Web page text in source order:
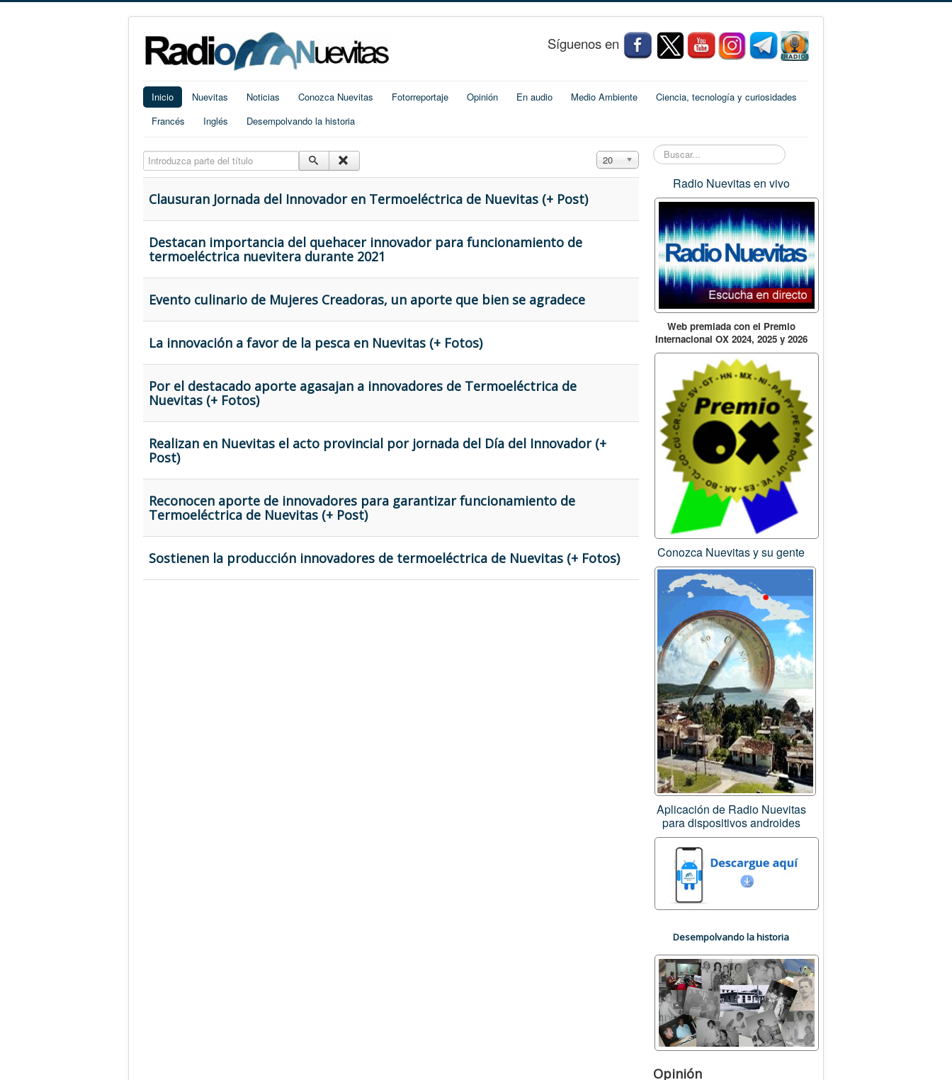
Síguenos en
Inicio Nuevitas Noticias Conozca Nuevitas Fotorreportaje Opinión En audio Medio Ambiente
Ciencia, tecnología y curiosidades
Francés
Inglés Desempolvando la historia
Introduzca parte del título Cantidad a mostrar
20
Clausuran Jornada del Innovador en Termoeléctrica de Nuevitas (+ Post)
Destacan importancia del quehacer innovador para funcionamiento de
termoeléctrica nuevitera durante 2021
Evento culinario de Mujeres Creadoras, un aporte que bien se agradece
La innovación a favor de la pesca en Nuevitas (+ Fotos)
Por el destacado aporte agasajan a innovadores de Termoeléctrica de
Nuevitas (+ Fotos)
Realizan en Nuevitas el acto provincial por jornada del Día del Innovador (+
Post)
Reconocen aporte de innovadores para garantizar funcionamiento de
Termoeléctrica de Nuevitas (+ Post)
Sostienen la producción innovadores de termoeléctrica de Nuevitas (+ Fotos)
Buscar...
Radio Nuevitas en vivo
Web premiada con el Premio
Internacional OX 2024, 2025 y 2026
Conozca Nuevitas y su gente
Aplicación de Radio Nuevitas
para dispositivos androides
Desempolvando la historia
Opinión